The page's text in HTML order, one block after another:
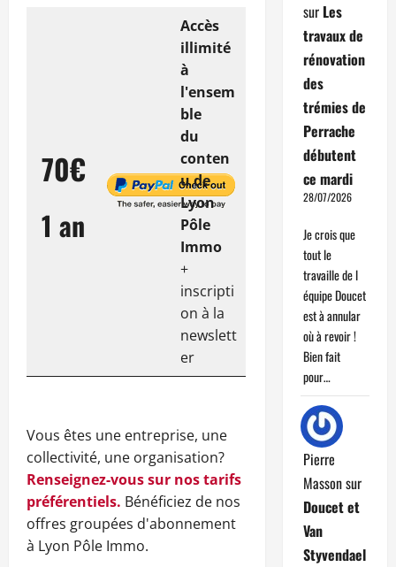
70€
1 an
Accès
illimité
à
l'ensem
ble
du
conten
u de
Lyon
Pôle
Immo
+
inscripti
on à la
newslett
er
Vous êtes une entreprise, une
collectivité, une organisation?
Renseignez-vous sur nos tarifs
préférentiels. Bénéficiez de nos
offres groupées d'abonnement
à Lyon Pôle Immo.
sur Les
travaux de
rénovation
des
trémies de
Perrache
débutent
ce mardi
28/07/2026
Je crois que
tout le
travaille de l
équipe Doucet
est à annular
où à revoir !
Bien fait
pour…
Pierre
Massonsur
Doucet et
Van
Styvendael